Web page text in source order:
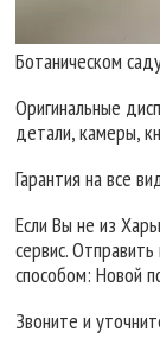
Ботаническом
Оригинальные
детали, камеры,
Гарантия на все
Если Вы не из
сервис.
способом: Новой
Звоните и